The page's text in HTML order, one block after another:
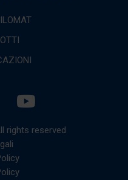
rights reserved